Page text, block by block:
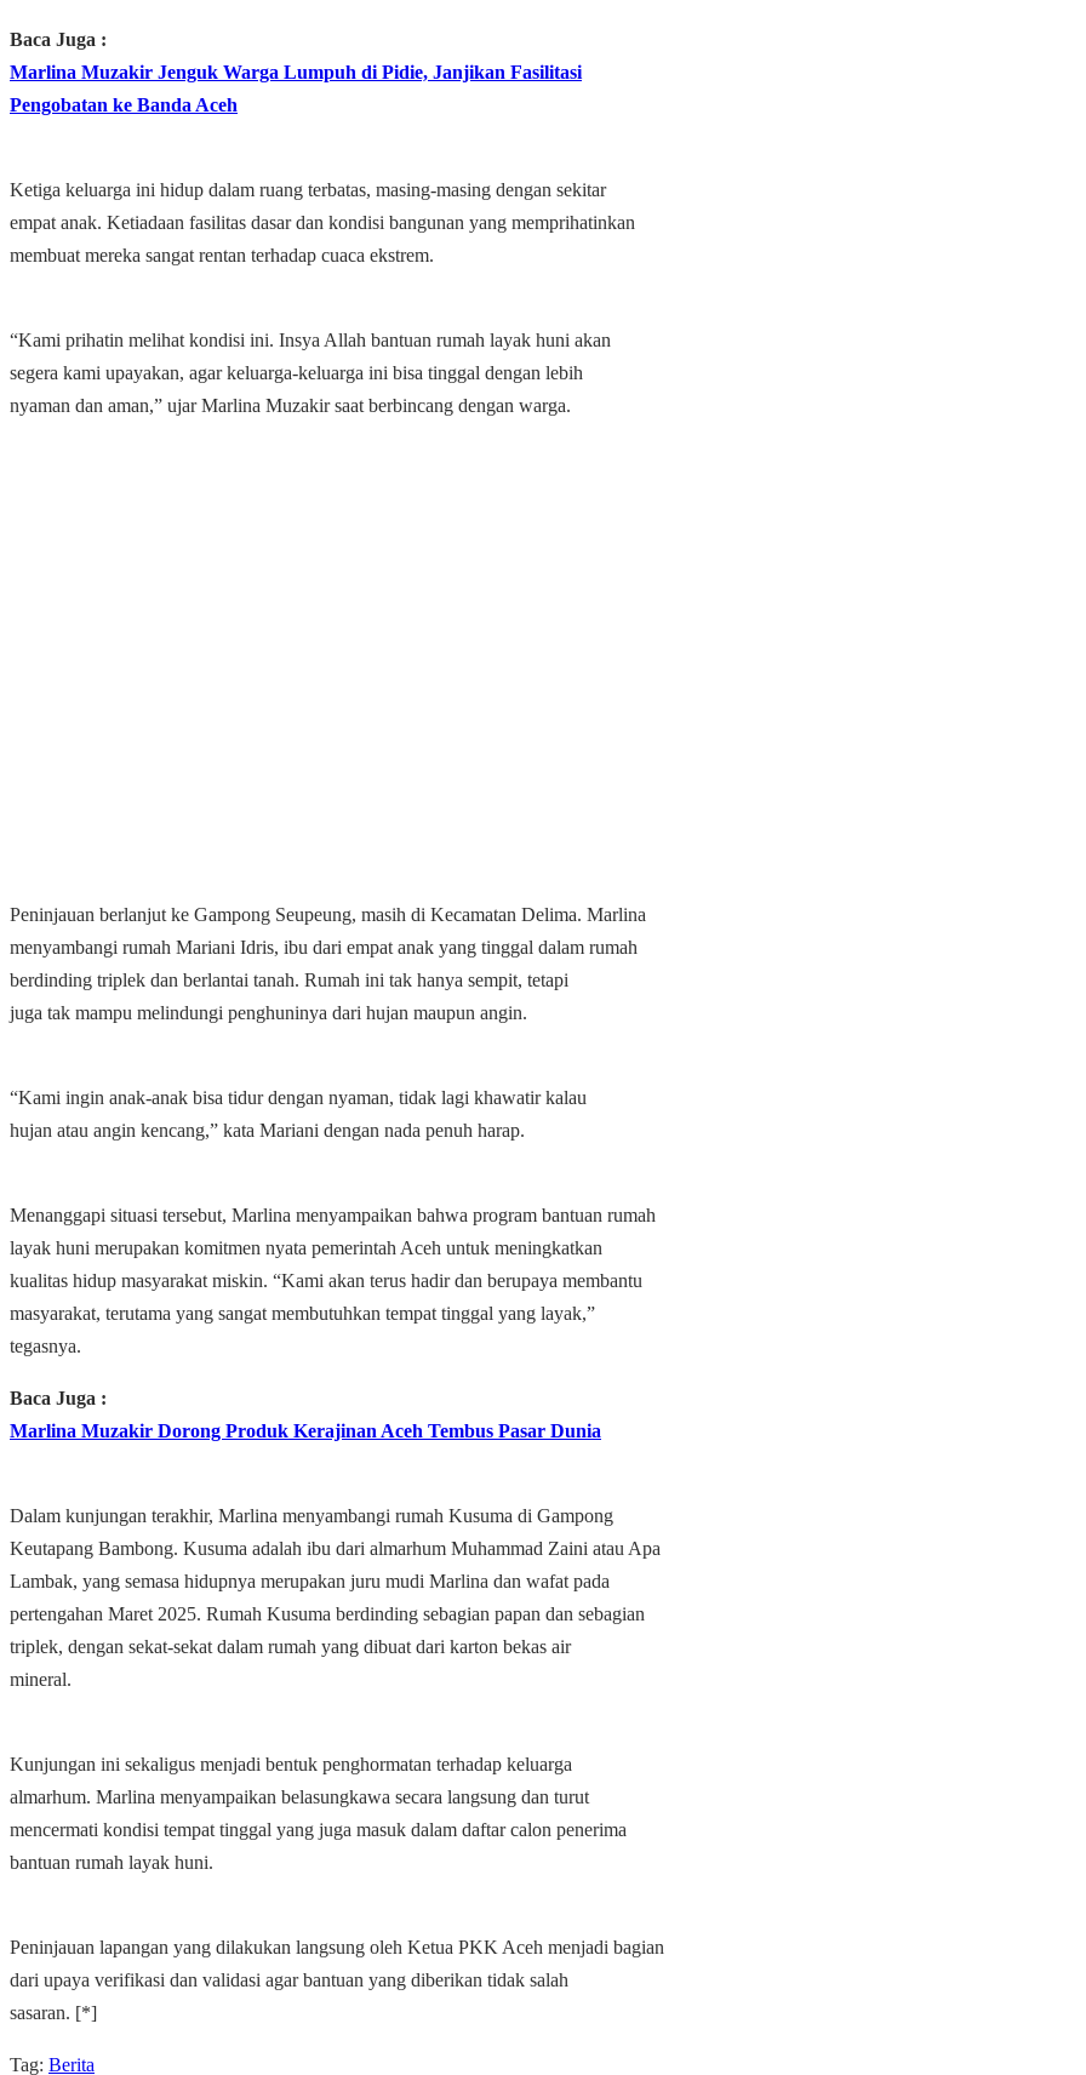
Baca Juga :
Marlina Muzakir Jenguk Warga Lumpuh di Pidie, Janjikan Fasilitasi
Pengobatan ke Banda Aceh
Ketiga keluarga ini hidup dalam ruang terbatas, masing-masing dengan sekitar
empat anak. Ketiadaan fasilitas dasar dan kondisi bangunan yang memprihatinkan
membuat mereka sangat rentan terhadap cuaca ekstrem.
“Kami prihatin melihat kondisi ini. Insya Allah bantuan rumah layak huni akan
segera kami upayakan, agar keluarga-keluarga ini bisa tinggal dengan lebih
nyaman dan aman,” ujar Marlina Muzakir saat berbincang dengan warga.
Peninjauan berlanjut ke Gampong Seupeung, masih di Kecamatan Delima. Marlina
menyambangi rumah Mariani Idris, ibu dari empat anak yang tinggal dalam rumah
berdinding triplek dan berlantai tanah. Rumah ini tak hanya sempit, tetapi
juga tak mampu melindungi penghuninya dari hujan maupun angin.
“Kami ingin anak-anak bisa tidur dengan nyaman, tidak lagi khawatir kalau
hujan atau angin kencang,” kata Mariani dengan nada penuh harap.
Menanggapi situasi tersebut, Marlina menyampaikan bahwa program bantuan rumah
layak huni merupakan komitmen nyata pemerintah Aceh untuk meningkatkan
kualitas hidup masyarakat miskin. “Kami akan terus hadir dan berupaya membantu
masyarakat, terutama yang sangat membutuhkan tempat tinggal yang layak,”
tegasnya.
Baca Juga :
Marlina Muzakir Dorong Produk Kerajinan Aceh Tembus Pasar Dunia
Dalam kunjungan terakhir, Marlina menyambangi rumah Kusuma di Gampong
Keutapang Bambong. Kusuma adalah ibu dari almarhum Muhammad Zaini atau Apa
Lambak, yang semasa hidupnya merupakan juru mudi Marlina dan wafat pada
pertengahan Maret 2025. Rumah Kusuma berdinding sebagian papan dan sebagian
triplek, dengan sekat-sekat dalam rumah yang dibuat dari karton bekas air
mineral.
Kunjungan ini sekaligus menjadi bentuk penghormatan terhadap keluarga
almarhum. Marlina menyampaikan belasungkawa secara langsung dan turut
mencermati kondisi tempat tinggal yang juga masuk dalam daftar calon penerima
bantuan rumah layak huni.
Peninjauan lapangan yang dilakukan langsung oleh Ketua PKK Aceh menjadi bagian
dari upaya verifikasi dan validasi agar bantuan yang diberikan tidak salah
sasaran. [*]
Tag: Berita